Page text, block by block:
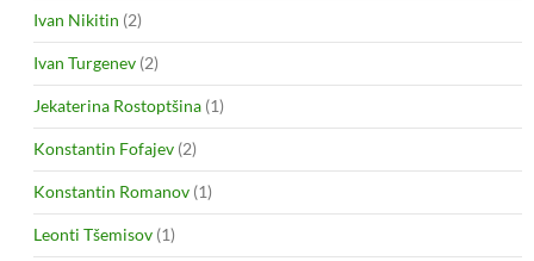
Ivan Nikitin (2)
Ivan Turgenev (2)
Jekaterina Rostoptšina (1)
Konstantin Fofajev (2)
Konstantin Romanov (1)
Leonti Tšemisov (1)